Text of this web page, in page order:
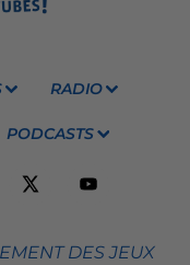
RADIO
PODCASTS
DES JEUX